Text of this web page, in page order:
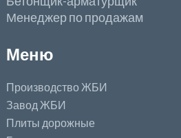
Менеджер по продажам
Меню
Производство ЖБИ
Завод ЖБИ
Плиты дорожные